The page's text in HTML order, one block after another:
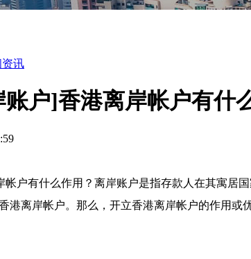
资讯
户]香港离岸帐户有什
帐户有什么作用 ？离岸账户是指存款人在其寓居
港离岸帐户。那么，开立香港离岸帐户的作用或